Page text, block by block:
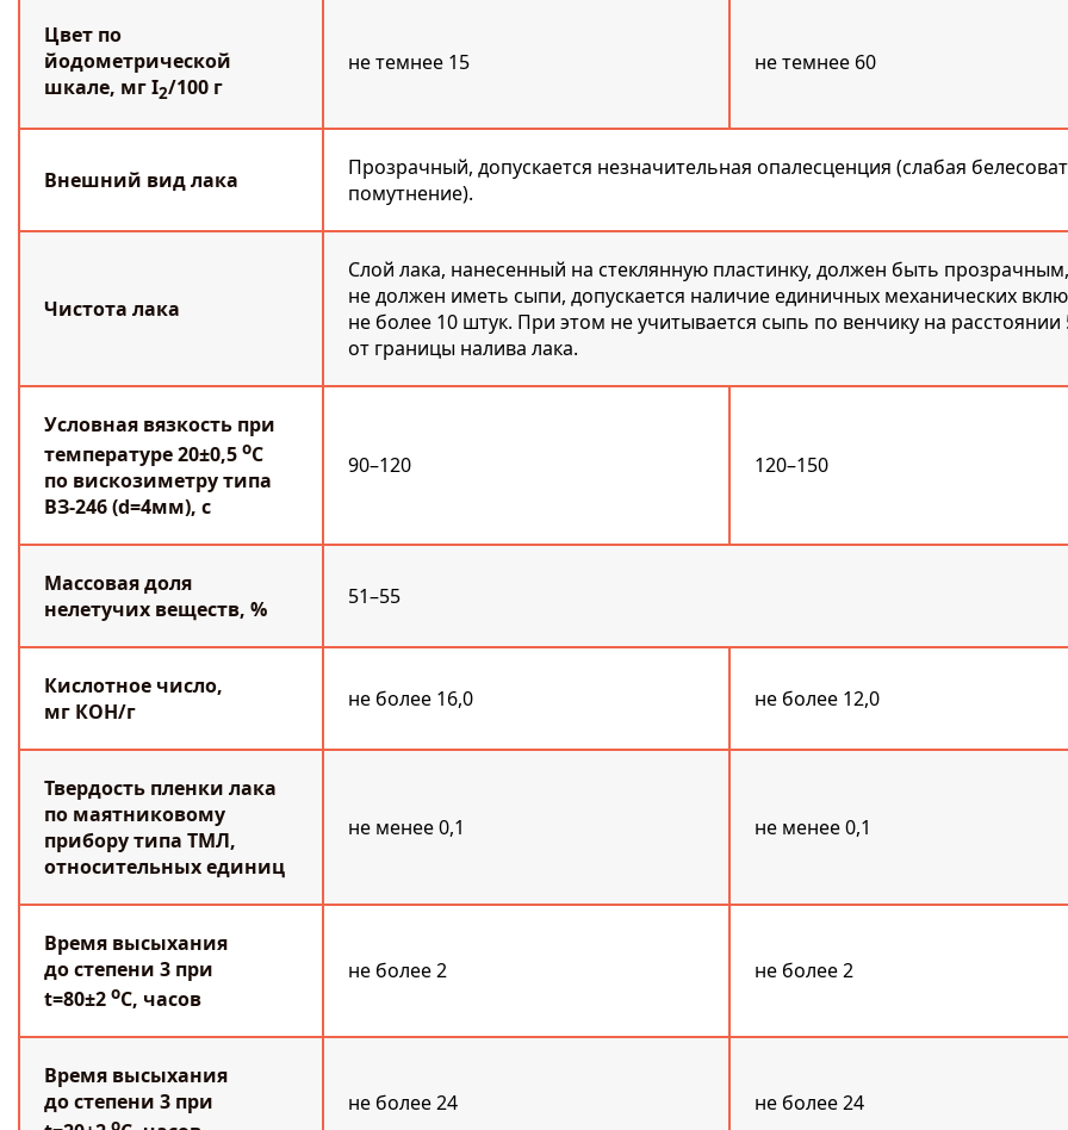
Цвет по
йодометрической
шкале, мг I2/100 г
не темнее 15 не темнее 60
Внешний вид лака
Прозрачный, допускается незначительная опалесценция (слабая
помутнение).
Чистота лака
Слой лака, нанесенный на стеклянную пластинку, должен быть прозрачным,
не должен иметь сыпи, допускается наличие единичных механических
не более 10 штук. При этом не учитывается сыпь по венчику на
от границы налива лака.
Условная вязкость при
температуре 20±0,5 оС
по вискозиметру типа
ВЗ-246 (d=4мм), с
90–120 120–150
Массовая доля
нелетучих веществ, %
51–55
Кислотное число,
мг КОН/г
не более 16,0 не более 12,0
Твердость пленки лака
по маятниковому
прибору типа ТМЛ,
относительных единиц
не менее 0,1 не менее 0,1
Время высыхания
до степени 3 при
t=80±2 оС, часов
не более 2 не более 2
Время высыхания
до степени 3 при
о
не более 24 не более 24